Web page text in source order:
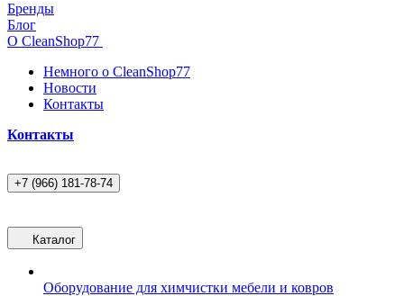
Бренды
Блог
О CleanShop77
Немного о CleanShop77
Новости
Контакты
Контакты
+7 (966) 181-78-74
Каталог
Оборудование для химчистки мебели и ковров